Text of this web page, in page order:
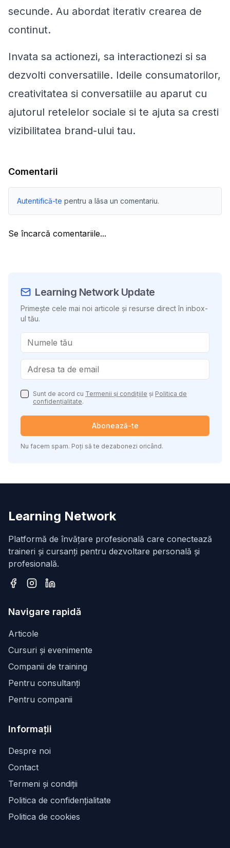
secunde. Au abordat iterativ crearea de
continut.
Invata sa actionezi, sa interactionezi si sa
dezvolti conversatiile. Ideile consumatorilor,
creativitatea si conversatiile au aparut cu
ajutorul retelelor sociale si te ajuta sa cresti
vizibilitatea brand-ului tau.
Comentarii
Autentifică-te pentru a lăsa un comentariu.
Se încarcă comentariile...
Learning Network Update
Primește cele mai noi articole și resurse direct în inbox-
ul tău.
Sunt de acord cu Termenii și condițiile și Politica de
confidențialitate.
Abonează-te
Nu facem spam. Poți să te dezabonezi oricând.
Learning Network
Platformă de învățare profesională care conectează
traineri și cursanți pentru dezvoltare personală și
profesională.
Navigare rapidă
Articole
Cursuri și evenimente
Companii de training
Pentru consultanți
Pentru companii
Informații
Despre noi
Contact
Termeni și condiții
Politica de confidențialitate
Politica de cookies